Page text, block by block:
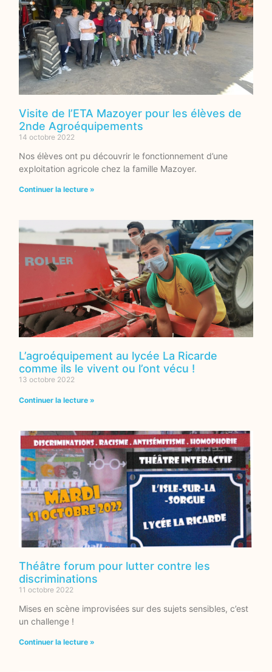
Visite de l’ETA Mazoyer pour les élèves de
2nde Agroéquipements
14 octobre 2022
Nos élèves ont pu découvrir le fonctionnement d’une
exploitation agricole chez la famille Mazoyer.
Continuer la lecture »
L’agroéquipement au lycée La Ricarde
comme ils le vivent ou l’ont vécu !
13 octobre 2022
Continuer la lecture »
Théâtre forum pour lutter contre les
discriminations
11 octobre 2022
Mises en scène improvisées sur des sujets sensibles, c’est
un challenge !
Continuer la lecture »